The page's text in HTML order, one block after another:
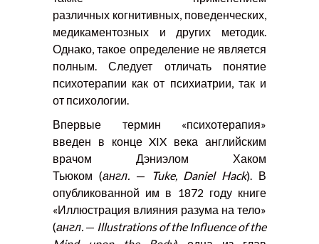
различных когнитивных, поведенческих,
медикаментозных и других методик.
Однако, такое определение не является
полным. Следует отличать понятие
психотерапии как от психиатрии, так и
от психологии.
Впервые термин «психотерапия»
введен в конце XIX века английским
врачом Дэниэлом Хаком
Тьюком (англ.— Tuke, Daniel Hack). В
опубликованной им в 1872 году книге
«Иллюстрация влияния разума на тело»
(англ. — Illustrations of the Influence of the